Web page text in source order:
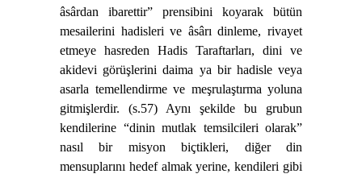
âsârdan ibarettir” prensibini koyarak bütün
mesailerini hadisleri ve âsârı dinleme, rivayet
etmeye hasreden Hadis Taraftarları, dini ve
akidevi görüşlerini daima ya bir hadisle veya
asarla temellendirme ve meşrulaştırma yoluna
gitmişlerdir. (s.57) Aynı şekilde bu grubun
kendilerine “dinin mutlak temsilcileri olarak”
nasıl bir misyon biçtikleri, diğer din
mensuplarını hedef almak yerine, kendileri gibi